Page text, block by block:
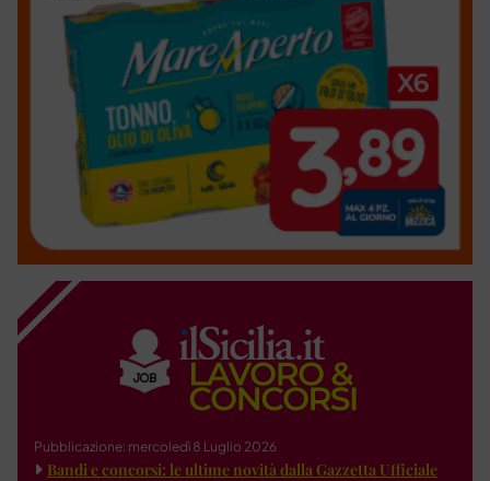
Pubblicazione: mercoledì 8 Luglio 2026
Bandi e concorsi: le ultime novità dalla Gazzetta Ufficiale